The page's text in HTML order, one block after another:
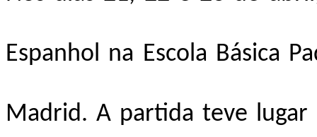
Espanhol na Escola Básica
Madrid. A partida teve